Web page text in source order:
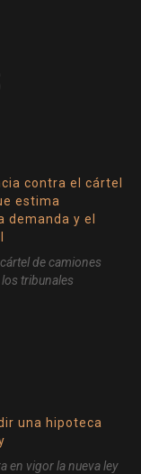
contra el cártel
estima
demanda y el
de camiones
tribunales
una hipoteca
en vigor la nueva ley